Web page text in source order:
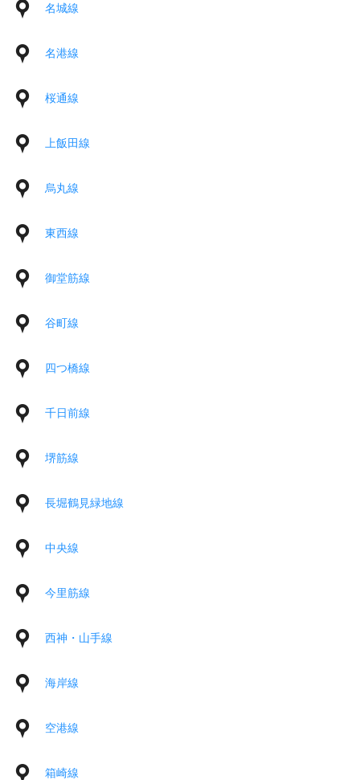
名城線
名港線
桜通線
上飯田線
烏丸線
東西線
御堂筋線
谷町線
四つ橋線
千日前線
堺筋線
長堀鶴見緑地線
中央線
今里筋線
西神・山手線
海岸線
空港線
箱崎線